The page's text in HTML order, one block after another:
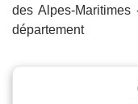
des Alpes-
département